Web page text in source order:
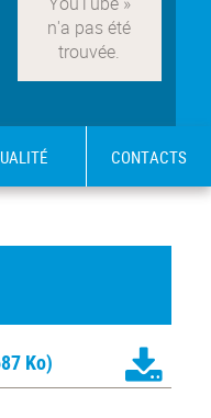
CONTACTS
Ko)